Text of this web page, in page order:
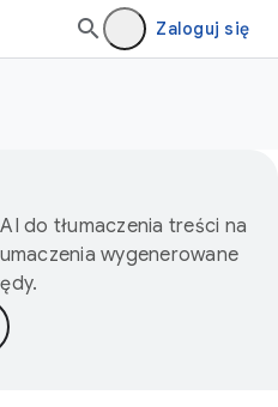
Zaloguj się
do tłumaczenia treści na
wygenerowane